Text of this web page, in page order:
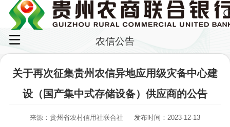
农信公告
关于再次征集贵州农信异地应用级灾备中心建
设（国产集中式存储设备）供应商的公告
来源：贵州省农村信用社联合社 发布时间：2023-12-13